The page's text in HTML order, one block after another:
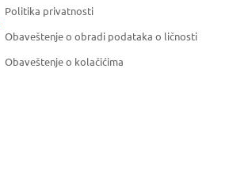
Politika privatnosti
Obaveštenje o obradi podataka o ličnosti
Obaveštenje o kolačićima